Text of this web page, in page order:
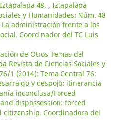
48. , Iztapalapa
y Humanidades: Núm. 48
La administración frente a los
Coordinador del TC Luis
de Otros Temas del
Revista de Ciencias Sociales y
1 (2014): Tema Central 76:
y despojo: itinerancia
inconclusa/Forced
dispossession: forced
Coordinadora del